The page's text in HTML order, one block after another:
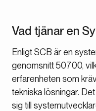
Vad tjänar en
EnligtSCB är en
genomsnitt 50700,
erfarenheten som
tekniska lösningar.
sig till